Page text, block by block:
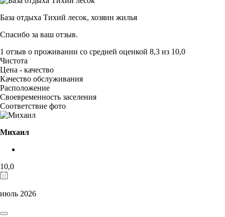
База отдыха Тихий лесок, хозяин жилья
Спасибо за ваш отзыв.
1 отзыв о проживании со средней оценкой 8,3 из 10,0
Чистота
Цена - качество
Качество обслуживания
Расположение
Своевременность заселения
Соответствие фото
Михаил
10,0
июль 2026